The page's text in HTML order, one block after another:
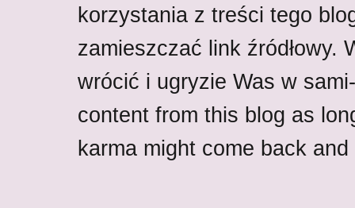
korzystania z treści tego
zamieszczać link źródłowy.
wrócić i ugryzie Was w
content from this blog as
karma might come back